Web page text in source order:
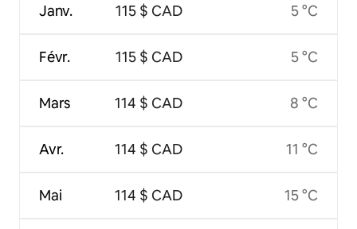
Janv.
Févr.
Mars
Avr.
Mai
115 $ CAD
115 $ CAD
114 $ CAD
114 $ CAD
114 $ CAD
5 °C
5 °C
8 °C
11 °C
15 °C